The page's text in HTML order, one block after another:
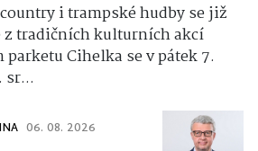
i trampské hudby se již
z tradičních kulturních akcí
Cihelka se v pátek 7.
sr...
06. 08. 2026